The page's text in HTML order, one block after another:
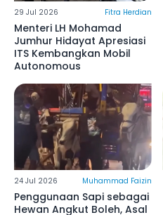
29 Jul 2026 Fitra Herdian
Menteri LH Mohamad
Jumhur Hidayat Apresiasi
ITS Kembangkan Mobil
Autonomous
24 Jul 2026 Muhammad Faizin
Penggunaan Sapi sebagai
Hewan Angkut Boleh, Asal